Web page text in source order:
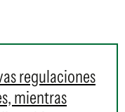
regulaciones
mientras